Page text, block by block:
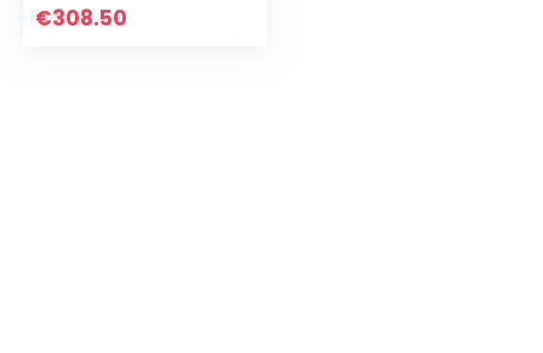
Reissysteem, met
€308.50